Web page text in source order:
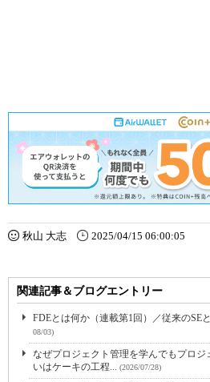
秋山 大志 2025/04/15 06:00:05
関連記事＆ブログエントリー
FDEとは何か（連載第1回）／従来のSE
08/03)
なぜプロジェクト管理を学んでもプロ
いはケーキの工程... (2026/07/28)